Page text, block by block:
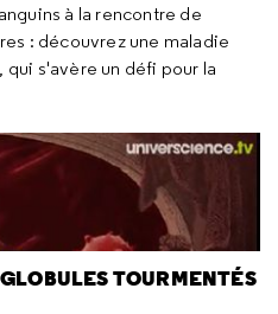
à la rencontre de
: découvrez une maladie
s'avère un défi pour la
TOURMENTÉS